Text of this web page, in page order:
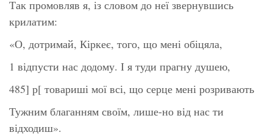
Так промовляв я, із словом до неї звернувшись
крилатим:
«О, дотримай, Кіркеє, того, що мені обіцяла,
1 відпусти нас додому. І я туди прагну душею,
485] р[ товариші мої всі, що серце мені розривають
Тужним благанням своїм, лише-но від нас ти
відходиш».